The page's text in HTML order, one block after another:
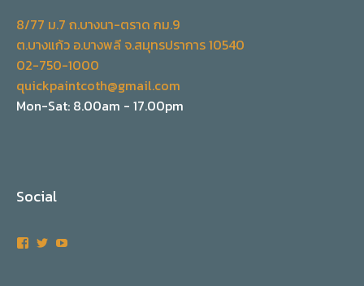
8/77 ม.7 ถ.บางนา-ตราด กม.9
ต.บางแก้ว อ.บางพลี จ.สมุทรปราการ 10540
02-750-1000
quickpaintcoth@gmail.com
Mon-Sat: 8.00am - 17.00pm
Social